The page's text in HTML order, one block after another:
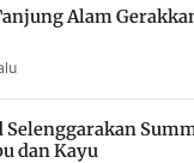
Alam
dan Kayu